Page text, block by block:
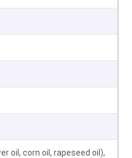
oil, corn oil, rapeseed oil),